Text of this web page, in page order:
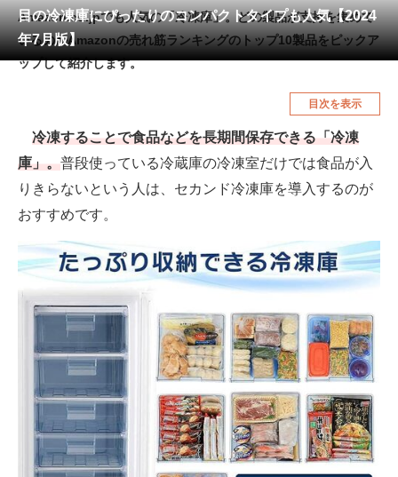
工具・DIY 本・DVD・CD
生活家電 生活用品
腕時計 車・バイク
釣り具・釣り用品 食品・飲料・お酒
食器・グラス・カトラリー
メディア
注目記事を集めた総合ページ
ITの今と未来を見通す
スマホと通信の最新トレンド
進化するPCとデバイスの未来
好きが集まる 比べて選べる
ビジネスと働き方のヒント
目の冷凍庫にぴったりのコンパクトタイプも人気【2024
年7月版】
Amazon.co.jpでも人気の「冷凍庫」。どの製品が支持を集めて
いるのかAmazonの売れ筋ランキングのトップ10製品をピックア
ップして紹介します。
目次を表示
冷凍することで食品などを長期間保存できる「冷凍
庫」。普段使っている冷蔵庫の冷凍室だけでは食品が入
りきらないという人は、セカンド冷凍庫を導入するのが
おすすめです。